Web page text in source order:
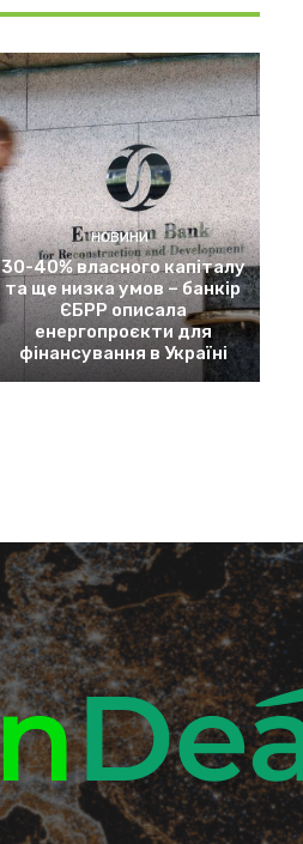
НОВИНИ
30-40% власного капіталу
та ще низка умов – банкір
ЄБРР описала
енергопроєкти для
фінансування в Україні